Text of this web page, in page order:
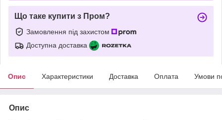
Що таке купити з Пром?
Замовлення під захистом
Доступна доставка
Опис Характеристики Доставка Оплата Умови
Опис